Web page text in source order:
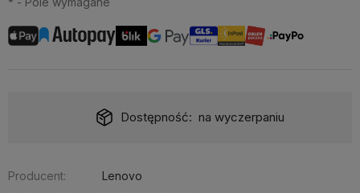
Wysyłka w: 24 godziny
Producent:
Lenovo